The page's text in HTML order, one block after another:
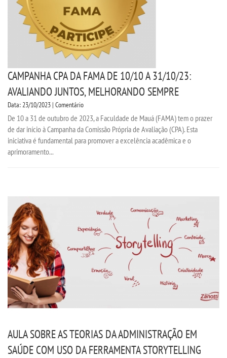
CAMPANHA CPA DA FAMA DE 10/10 A 31/10/23:
AVALIANDO JUNTOS, MELHORANDO SEMPRE
Data: 23/10/2023 | Comentário
De 10 a 31 de outubro de 2023, a Faculdade de Mauá (FAMA) tem o prazer
de dar início à Campanha da Comissão Própria de Avaliação (CPA). Esta
iniciativa é fundamental para promover a excelência acadêmica e o
aprimoramento...
AULA SOBRE AS TEORIAS DA ADMINISTRAÇÃO EM
SAÚDE COM USO DA FERRAMENTA STORYTELLING